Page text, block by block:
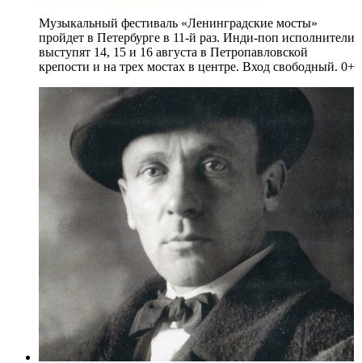
Музыкальный фестиваль «Ленинградские мосты»
пройдет в Петербурге в 11-й раз. Инди-поп исполнители
выступят 14, 15 и 16 августа в Петропавловской
крепости и на трех мостах в центре. Вход свободный. 0+